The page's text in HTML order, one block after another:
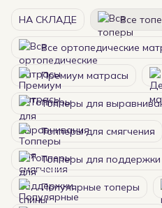
НА СКЛАДЕ Все
Все ортопедические
Премиум матрасы
Топперы для
Топперы для смягчения
Топперы для поддержки
Популярные топеры